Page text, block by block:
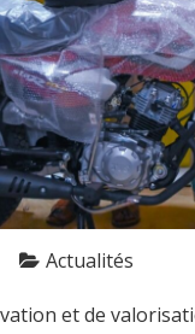
Actualités
et de